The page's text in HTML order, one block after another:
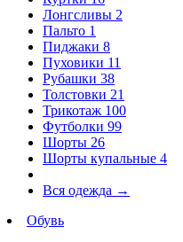
Лонгсливы 2
Пальто 1
Пиджаки 8
Пуховики 11
Рубашки 38
Толстовки 21
Трикотаж 100
Футболки 99
Шорты 26
Шорты купальные 4
Вся одежда →
Обувь